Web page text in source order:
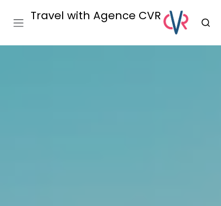
Travel with Agence CVR